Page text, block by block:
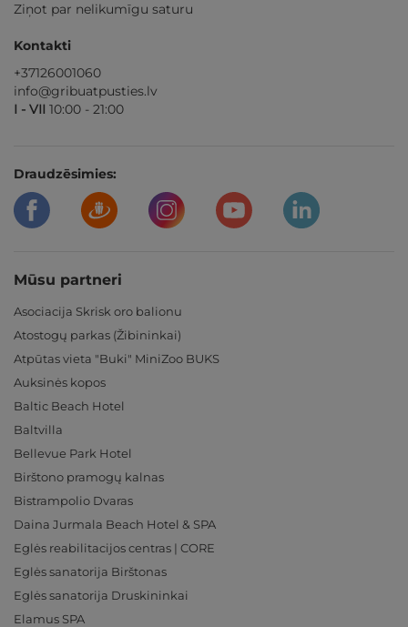
Ziņot par nelikumīgu saturu
Kontakti
+37126001060
info@gribuatpusties.lv
I - VII 10:00 - 21:00
Draudzēsimies:
Mūsu partneri
Asociacija Skrisk oro balionu
Atostogų parkas (Žibininkai)
Atpūtas vieta "Buki" MiniZoo BUKS
Auksinės kopos
Baltic Beach Hotel
Baltvilla
Bellevue Park Hotel
Birštono pramogų kalnas
Bistrampolio Dvaras
Daina Jurmala Beach Hotel & SPA
Eglės reabilitacijos centras | CORE
Eglės sanatorija Birštonas
Eglės sanatorija Druskininkai
Elamus SPA